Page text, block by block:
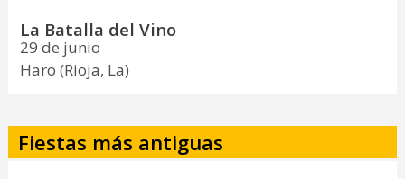
La Batalla del Vino
29 de junio
Haro (Rioja, La)
Fiestas más antiguas